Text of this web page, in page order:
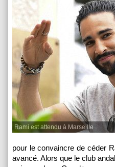
Rami est attendu à Marseille
pour le convaincre de céder
avancé. Alors que le club